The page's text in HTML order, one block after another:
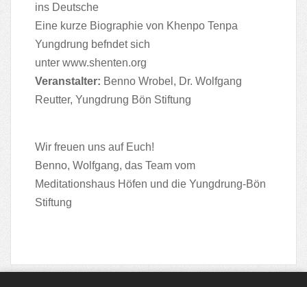
ins Deutsche
Eine kurze Biographie von Khenpo Tenpa
Yungdrung befndet sich
unter www.shenten.org
Veranstalter: Benno Wrobel, Dr. Wolfgang
Reutter, Yungdrung Bön Stiftung
Wir freuen uns auf Euch!
Benno, Wolfgang, das Team vom
Meditationshaus Höfen und die Yungdrung-Bön
Stiftung